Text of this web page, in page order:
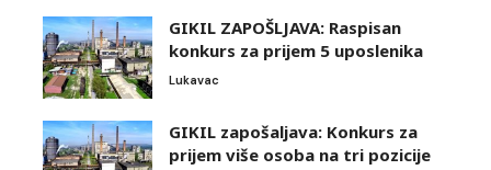
GIKIL ZAPOŠLJAVA: Raspisan
konkurs za prijem 5 uposlenika
Lukavac
GIKIL zapošaljava: Konkurs za
prijem više osoba na tri pozicije